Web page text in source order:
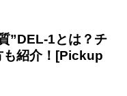
”DEL-1とは？チ
紹介！